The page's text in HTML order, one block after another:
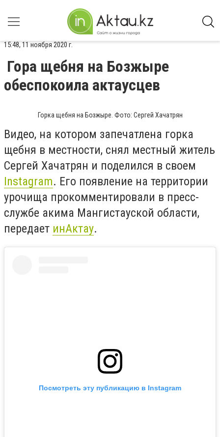
15:48, 11 ноября 2020 г.
Гора щебня на Бозжыре
обеспокоила актаусцев
Горка щебня на Бозжыре. Фото: Сергей Хачатрян
Видео, на котором запечатлена горка
щебня в местности, снял местный житель
Сергей Хачатрян и поделился в своем
Instagram. Его появление на территории
урочища прокомментировали в пресс-
службе акима Мангистауской области,
передает инАктау.
Посмотреть эту публикацию в Instagram